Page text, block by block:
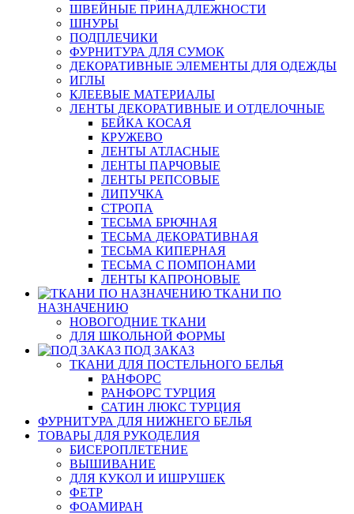
ШВЕЙНЫЕ ПРИНАДЛЕЖНОСТИ
ШНУРЫ
ПОДПЛЕЧИКИ
ФУРНИТУРА ДЛЯ СУМОК
ДЕКОРАТИВНЫЕ ЭЛЕМЕНТЫ ДЛЯ ОДЕЖДЫ
ИГЛЫ
КЛЕЕВЫЕ МАТЕРИАЛЫ
ЛЕНТЫ ДЕКОРАТИВНЫЕ И ОТДЕЛОЧНЫЕ
БЕЙКА КОСАЯ
КРУЖЕВО
ЛЕНТЫ АТЛАСНЫЕ
ЛЕНТЫ ПАРЧОВЫЕ
ЛЕНТЫ РЕПСОВЫЕ
ЛИПУЧКА
СТРОПА
ТЕСЬМА БРЮЧНАЯ
ТЕСЬМА ДЕКОРАТИВНАЯ
ТЕСЬМА КИПЕРНАЯ
ТЕСЬМА С ПОМПОНАМИ
ЛЕНТЫ КАПРОНОВЫЕ
ТКАНИ ПО
НАЗНАЧЕНИЮ
НОВОГОДНИЕ ТКАНИ
ДЛЯ ШКОЛЬНОЙ ФОРМЫ
ПОД ЗАКАЗ
ТКАНИ ДЛЯ ПОСТЕЛЬНОГО БЕЛЬЯ
РАНФОРС
РАНФОРС ТУРЦИЯ
САТИН ЛЮКС ТУРЦИЯ
ФУРНИТУРА ДЛЯ НИЖНЕГО БЕЛЬЯ
ТОВАРЫ ДЛЯ РУКОДЕЛИЯ
БИСЕРОПЛЕТЕНИЕ
ВЫШИВАНИЕ
ДЛЯ КУКОЛ И ИШРУШЕК
ФЕТР
ФОАМИРАН